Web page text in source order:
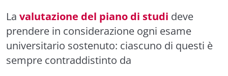
La valutazione del piano di studi deve
prendere in considerazione ogni esame
universitario sostenuto: ciascuno di questi è
sempre contraddistinto da